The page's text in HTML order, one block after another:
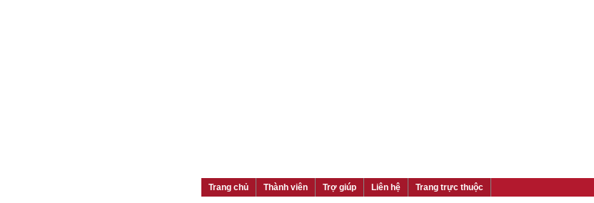
Trang chủ Thành viên Trợ giúp Liên hệ Trang trực thuộc